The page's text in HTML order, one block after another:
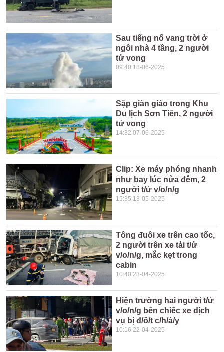
Sau tiếng nổ vang trời ở
ngôi nhà 4 tầng, 2 người
tử vong
09:40 18-06-2025
Sập giàn giáo trong Khu
Du lịch Sơn Tiên, 2 người
tử vong
14:32 07-06-2025
Clip: Xe máy phóng nhanh
như bay lúc nửa đêm, 2
người t/ử v/o/n/g
15:35 13-05-2025
Tông đuôi xe trên cao tốc,
2 người trên xe tải t/ử
v/o/n/g, mắc kẹt trong
cabin
10:40 23-04-2025
Hiện trường hai người t/ử
v/o/n/g bên chiếc xe dịch
vụ bị đ/ố/t c/h/á/y
10:16 22-04-2025